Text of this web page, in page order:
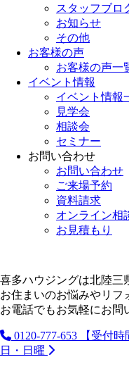
スタッフブロ
お知らせ
その他
お客様の声
お客様の声一
イベント情報
イベント情報
見学会
相談会
セミナー
お問い合わせ
お問い合わせ
ご来場予約
資料請求
オンライン相
お見積もり
喜多ハウジングは北陸三
お住まいのお悩みやリフ
お電話でもお気軽にお問
0120-777-653
【受付
日・日曜